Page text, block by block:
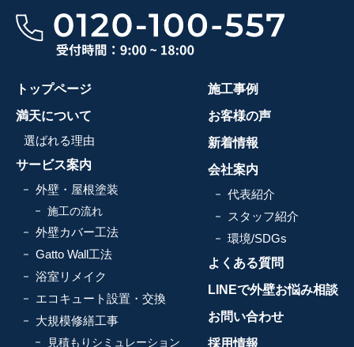
トップページ
満天について
選ばれる理由
サービス案内
外壁・屋根塗装
施工の流れ
外壁カバー工法
Gatto Wall工法
浴室リメイク
エコキュート設置・交換
大規模修繕工事
見積もりシミュレーション
施工事例
お客様の声
新着情報
会社案内
代表紹介
スタッフ紹介
環境/SDGs
よくある質問
LINEで外壁お悩み相談
お問い合わせ
採用情報